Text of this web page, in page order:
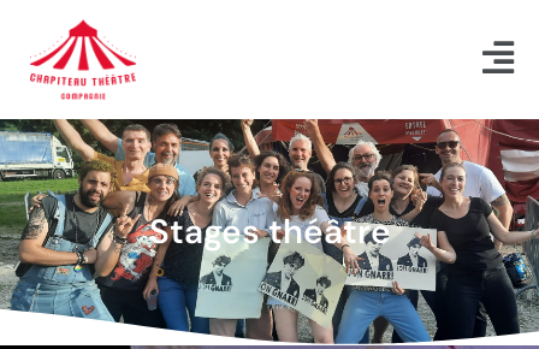
Aller
contenu
Stages théâtre